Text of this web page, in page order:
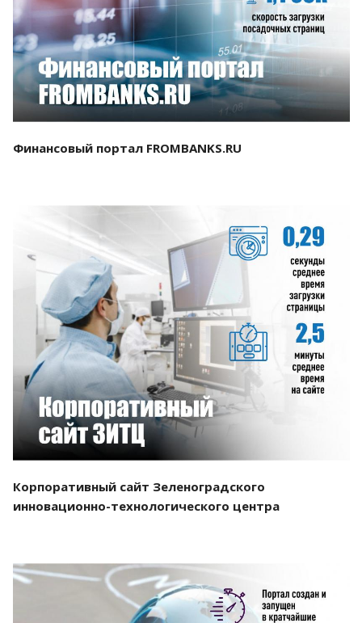
Смотреть проект
Финансовый портал FROMBANKS.RU
Смотреть проект
Корпоративный сайт Зеленоградского
инновационно-технологического центра